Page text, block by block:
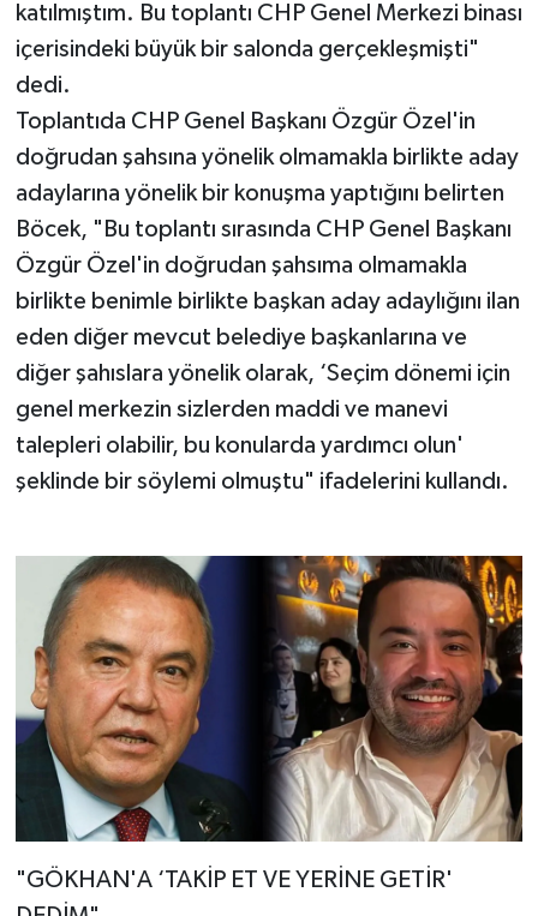
katılmıştım. Bu toplantı CHP Genel Merkezi binası
içerisindeki büyük bir salonda gerçekleşmişti"
dedi.
Toplantıda CHP Genel Başkanı Özgür Özel'in
doğrudan şahsına yönelik olmamakla birlikte aday
adaylarına yönelik bir konuşma yaptığını belirten
Böcek, "Bu toplantı sırasında CHP Genel Başkanı
Özgür Özel'in doğrudan şahsıma olmamakla
birlikte benimle birlikte başkan aday adaylığını ilan
eden diğer mevcut belediye başkanlarına ve
diğer şahıslara yönelik olarak, ‘Seçim dönemi için
genel merkezin sizlerden maddi ve manevi
talepleri olabilir, bu konularda yardımcı olun'
şeklinde bir söylemi olmuştu" ifadelerini kullandı.
"GÖKHAN'A ‘TAKİP ET VE YERİNE GETİR'